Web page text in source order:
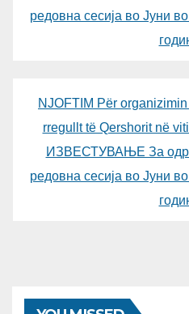
редовна сесија во Јуни
NJOFTIM Për
rregullt të Qershorit në
ИЗВЕСТУВАЊЕ За
редовна сесија во Јуни